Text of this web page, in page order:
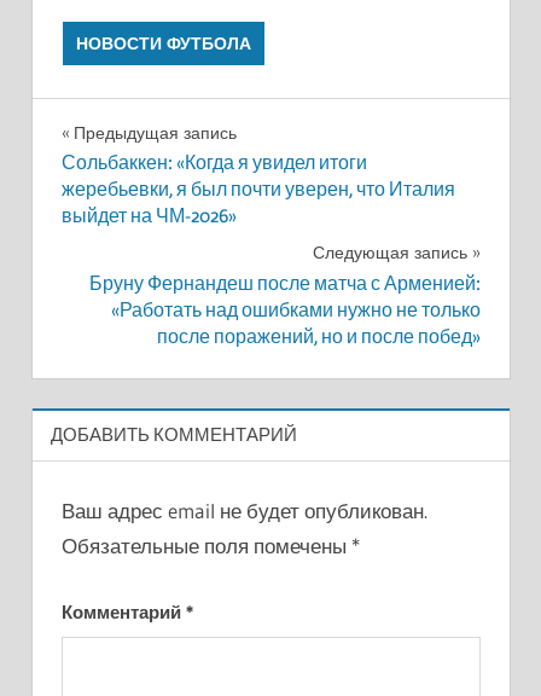
НОВОСТИ ФУТБОЛА
Навигация
по
записям
Предыдущая запись
Сольбаккен: «Когда я увидел итоги
жеребьевки, я был почти уверен, что Италия
выйдет на ЧМ-2026»
Следующая запись
Бруну Фернандеш после матча с Арменией:
«Работать над ошибками нужно не только
после поражений, но и после побед»
ДОБАВИТЬ КОММЕНТАРИЙ
Ваш адрес email не будет опубликован.
Обязательные поля помечены *
Комментарий *